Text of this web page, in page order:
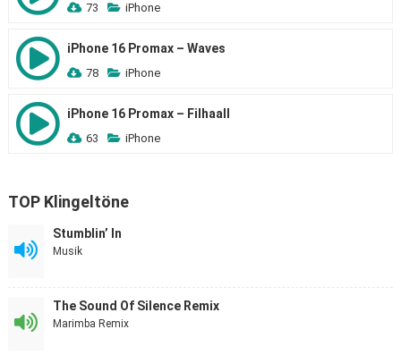
73 iPhone
iPhone 16 Promax – Waves
78 iPhone
iPhone 16 Promax – Filhaall
63 iPhone
TOP Klingeltöne
Stumblin’ In
Musik
The Sound Of Silence Remix
Marimba Remix